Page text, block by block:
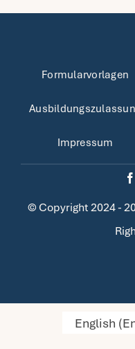
Formularvorlagen
Impressum
© Copyright 2024 -
English (